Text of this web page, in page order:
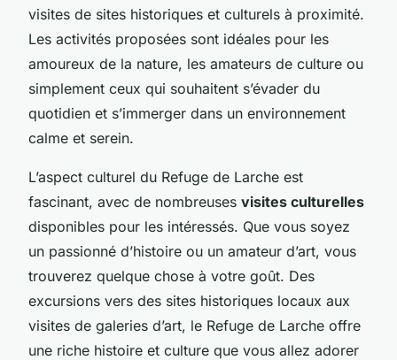
visites de sites historiques et culturels à proximité.
Les activités proposées sont idéales pour les
amoureux de la nature, les amateurs de culture ou
simplement ceux qui souhaitent s’évader du
quotidien et s’immerger dans un environnement
calme et serein.
L’aspect culturel du Refuge de Larche est
fascinant, avec de nombreuses visites culturelles
disponibles pour les intéressés. Que vous soyez
un passionné d’histoire ou un amateur d’art, vous
trouverez quelque chose à votre goût. Des
excursions vers des sites historiques locaux aux
visites de galeries d’art, le Refuge de Larche offre
une riche histoire et culture que vous allez adorer